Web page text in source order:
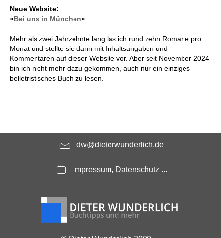
Neue Website:
»Bei uns in München«
Mehr als zwei Jahrzehnte lang las ich rund zehn Romane pro
Monat und stellte sie dann mit Inhaltsangaben und
Kommentaren auf dieser Website vor. Aber seit November 2024
bin ich nicht mehr dazu gekommen, auch nur ein einziges
belletristisches Buch zu lesen.
dw@dieterwunderlich.de
Impressum, Datenschutz ...